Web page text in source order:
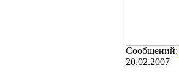
Сообщений:
20.02.2007